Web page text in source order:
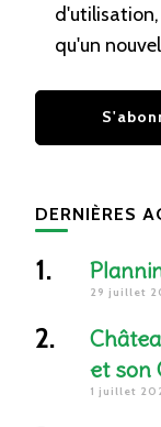
d'utilisation,
qu'un
DERNIÈRES
29 juillet
et son
1 juillet